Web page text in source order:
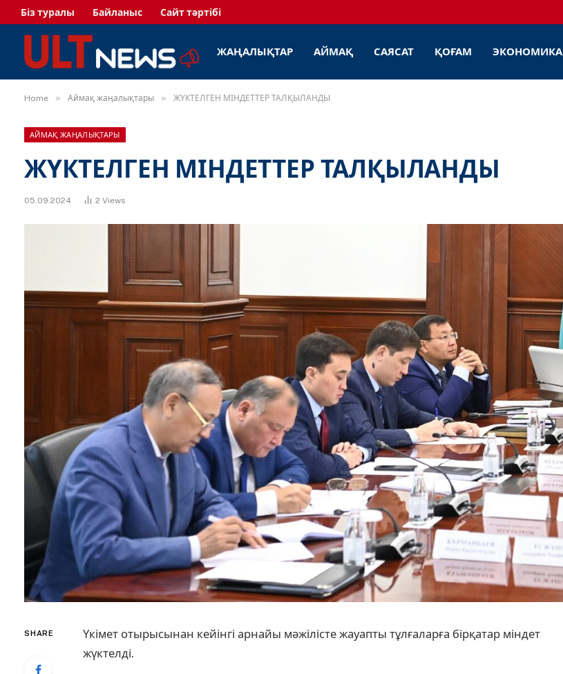
Біз туралы Байланыс Сайт тәртібі
ЖАҢАЛЫҚТАР АЙМАҚ САЯСАТ ҚОҒАМ ЭКОНОМИКА
Home » Аймақ жаңалықтары » ЖҮКТЕЛГЕН МІНДЕТТЕР ТАЛҚЫЛАНДЫ
АЙМАҚ ЖАҢАЛЫҚТАРЫ
ЖҮКТЕЛГЕН МІНДЕТТЕР ТАЛҚЫЛАНДЫ
05.09.2024 2 Views
SHARE
Үкімет отырысынан кейінгі арнайы мәжілісте жауапты тұлғаларға бірқатар міндет
жүктелді.